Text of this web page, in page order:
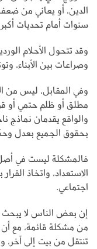
الدين، أو يعاني من
سنوات أمام تحديات
وقد تتحول الأحلام
وصراعات بين الأبناء،
وفي المقابل، ليس من
مطلق أو ظلم حتمي أو
والواقع يقدمان نماذج
بحقوق الجميع بعدل
فالمشكلة ليست في
الاستعداد، واتخاذ
اجتماعي.
إن بعض الناس لا يبحث
من مشكلة قائمة، مع أن
تنتقل من بيت إلى آخر،